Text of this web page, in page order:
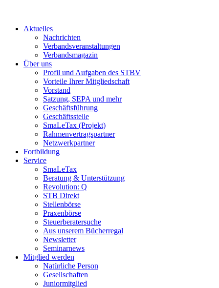
Aktuelles
Nachrichten
Verbandsveranstaltungen
Verbandsmagazin
Über uns
Profil und Aufgaben des STBV
Vorteile Ihrer Mitgliedschaft
Vorstand
Satzung, SEPA und mehr
Geschäftsführung
Geschäftsstelle
SmaLeTax (Projekt)
Rahmenvertragspartner
Netzwerkpartner
Fortbildung
Service
SmaLeTax
Beratung & Unterstützung
Revolution: Q
STB Direkt
Stellenbörse
Praxenbörse
Steuerberatersuche
Aus unserem Bücherregal
Newsletter
Seminarnews
Mitglied werden
Natürliche Person
Gesellschaften
Juniormitglied